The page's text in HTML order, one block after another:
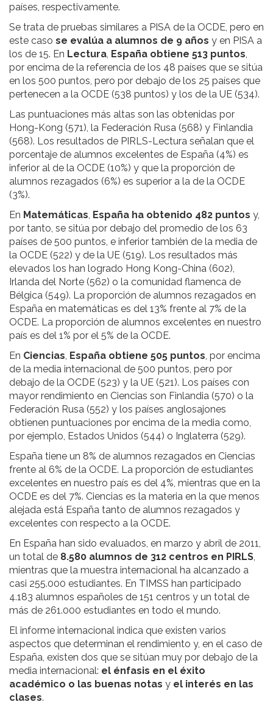
países, respectivamente.
Se trata de pruebas similares a PISA de la OCDE, pero en
este caso se evalúa a alumnos de 9 años y en PISA a
los de 15. En Lectura, España obtiene 513 puntos,
por encima de la referencia de los 48 países que se sitúa
en los 500 puntos, pero por debajo de los 25 países que
pertenecen a la OCDE (538 puntos) y los de la UE (534).
Las puntuaciones más altas son las obtenidas por
Hong-Kong (571), la Federación Rusa (568) y Finlandia
(568). Los resultados de PIRLS-Lectura señalan que el
porcentaje de alumnos excelentes de España (4%) es
inferior al de la OCDE (10%) y que la proporción de
alumnos rezagados (6%) es superior a la de la OCDE
(3%).
En Matemáticas, España ha obtenido 482 puntos y,
por tanto, se sitúa por debajo del promedio de los 63
países de 500 puntos, e inferior también de la media de
la OCDE (522) y de la UE (519). Los resultados más
elevados los han logrado Hong Kong-China (602),
Irlanda del Norte (562) o la comunidad flamenca de
Bélgica (549). La proporción de alumnos rezagados en
España en matemáticas es del 13% frente al 7% de la
OCDE. La proporción de alumnos excelentes en nuestro
país es del 1% por el 5% de la OCDE.
En Ciencias, España obtiene 505 puntos, por encima
de la media internacional de 500 puntos, pero por
debajo de la OCDE (523) y la UE (521). Los países con
mayor rendimiento en Ciencias son Finlandia (570) o la
Federación Rusa (552) y los países anglosajones
obtienen puntuaciones por encima de la media como,
por ejemplo, Estados Unidos (544) o Inglaterra (529).
España tiene un 8% de alumnos rezagados en Ciencias
frente al 6% de la OCDE. La proporción de estudiantes
excelentes en nuestro país es del 4%, mientras que en la
OCDE es del 7%. Ciencias es la materia en la que menos
alejada está España tanto de alumnos rezagados y
excelentes con respecto a la OCDE.
En España han sido evaluados, en marzo y abril de 2011,
un total de 8.580 alumnos de 312 centros en PIRLS,
mientras que la muestra internacional ha alcanzado a
casi 255.000 estudiantes. En TIMSS han participado
4.183 alumnos españoles de 151 centros y un total de
más de 261.000 estudiantes en todo el mundo.
El informe internacional indica que existen varios
aspectos que determinan el rendimiento y, en el caso de
España, existen dos que se sitúan muy por debajo de la
media internacional: el énfasis en el éxito
académico o las buenas notas y el interés en las
clases.